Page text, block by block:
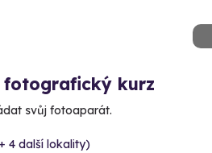
kurz
svůj fotoaparát.
4 další lokality)